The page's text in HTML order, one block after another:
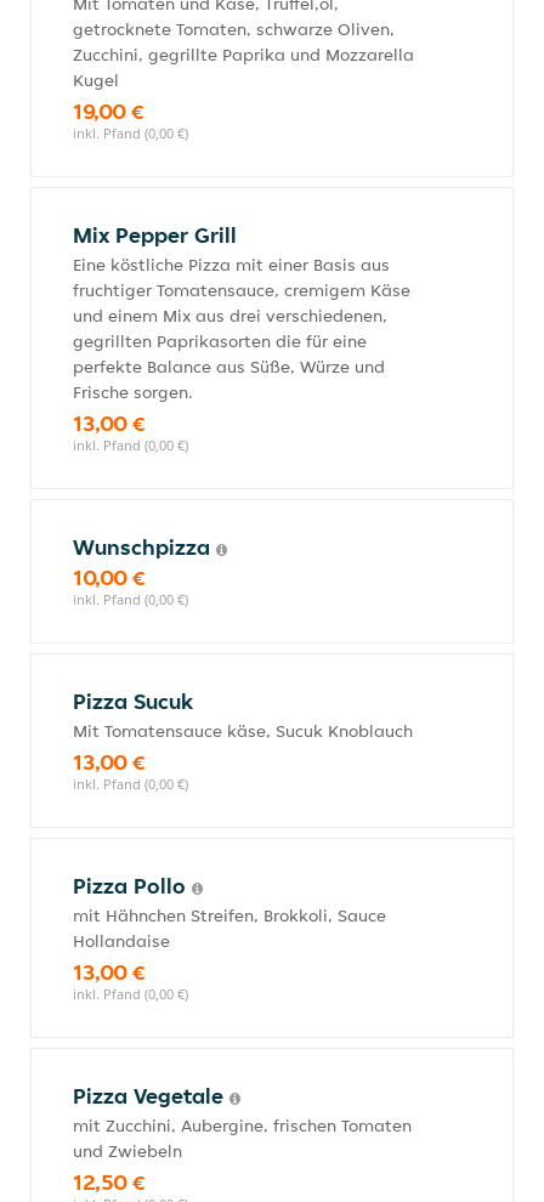
getrocknete Tomaten, schwarze Oliven,
Zucchini, gegrillte Paprika und Mozzarella
Kugel
19,00 €
inkl. Pfand (0,00 €)
Mix Pepper Grill
Eine köstliche Pizza mit einer Basis aus
fruchtiger Tomatensauce, cremigem Käse
und einem Mix aus drei verschiedenen,
gegrillten Paprikasorten die für eine
perfekte Balance aus Süße, Würze und
Frische sorgen.
13,00 €
inkl. Pfand (0,00 €)
Wunschpizza
10,00 €
inkl. Pfand (0,00 €)
Pizza Sucuk
Mit Tomatensauce käse, Sucuk Knoblauch
13,00 €
inkl. Pfand (0,00 €)
Pizza Pollo
mit Hähnchen Streifen, Brokkoli, Sauce
Hollandaise
13,00 €
inkl. Pfand (0,00 €)
Pizza Vegetale
mit Zucchini, Aubergine, frischen Tomaten
und Zwiebeln
12,50 €